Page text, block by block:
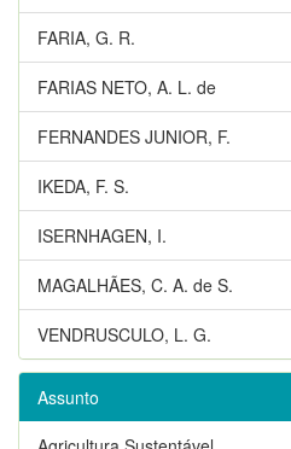
FARIA, G. R.
FARIAS NETO, A. L. de
FERNANDES JUNIOR, F.
IKEDA, F. S.
ISERNHAGEN, I.
MAGALHÃES, C. A. de S.
VENDRUSCULO, L. G.
Assunto